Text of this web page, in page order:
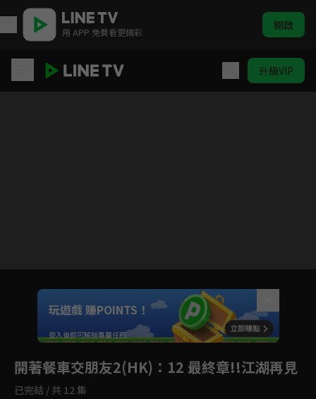
用 APP 免費看更精彩 開啟
升級VIP
Unmute
如有不便請見諒
玩遊戲 賺POINTS！
登入後即可解鎖專屬任務
開著餐車交朋友2(HK) ：12 最終章!!江湖再見
已完結 / 共 12 集